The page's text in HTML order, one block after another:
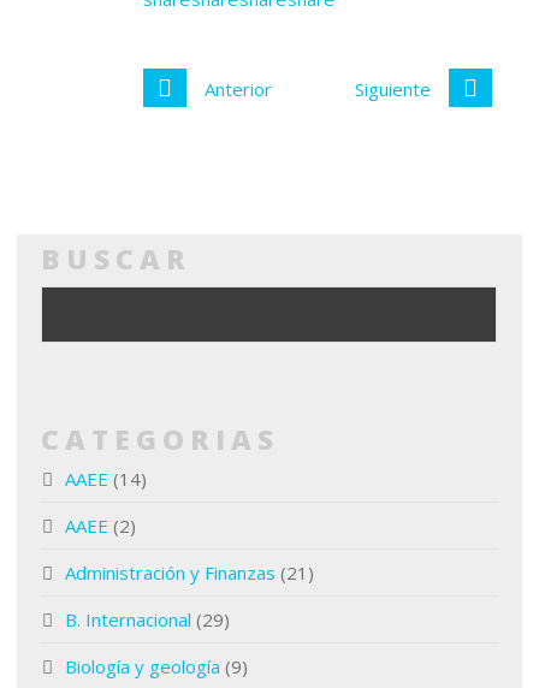
Anterior Siguiente
BUSCAR
CATEGORIAS
AAEE (14)
AAEE (2)
Administración y Finanzas (21)
B. Internacional (29)
Biología y geología (9)